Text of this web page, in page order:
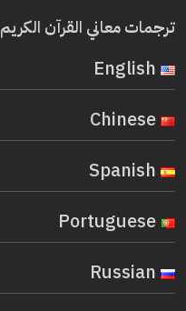
ترجمات معاني القرآن الكريم